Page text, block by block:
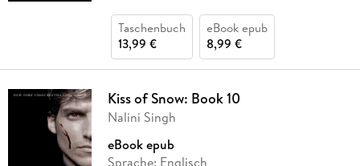
Taschenbuch
13,99 €
eBook epub
8,99 €
Kiss of Snow: Book 10
Nalini Singh
eBook epub
Sprache: Englisch